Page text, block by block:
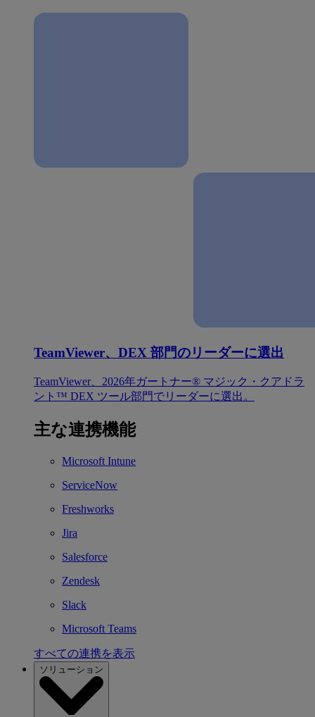
TeamViewer、DEX 部門のリーダーに選出
TeamViewer、2026年ガートナー® マジック・クアドラ
ント™ DEX ツール部門でリーダーに選出。
主な連携機能
Microsoft Intune
ServiceNow
Freshworks
Jira
Salesforce
Zendesk
Slack
Microsoft Teams
すべての連携を表示
ソリューション